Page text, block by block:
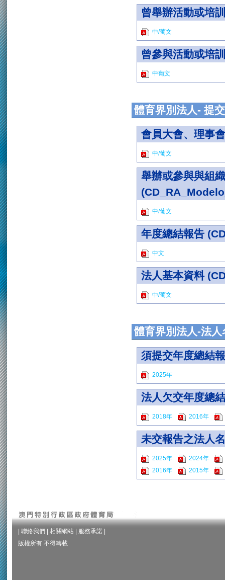
曾舉辦活動或培
中/葡文
曾參與活動或培
中葡文
體育界別法人- 提
會員大會、理事
中/葡文
舉辦或參與與組
中/葡文
年度總結報告
中文
法人基本資料
中/葡文
體育界別法人-法人
須提交年度總結
2025年
法人欠交年度總
2018年 2016年
未交報告之法人
2025年 2024年
2016年
2015年
聯絡我們 相關網站 服務承諾
版權所有 不得轉載